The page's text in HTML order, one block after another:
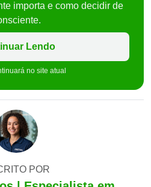
importa e como decidir de
Lendo
no site atual
POR